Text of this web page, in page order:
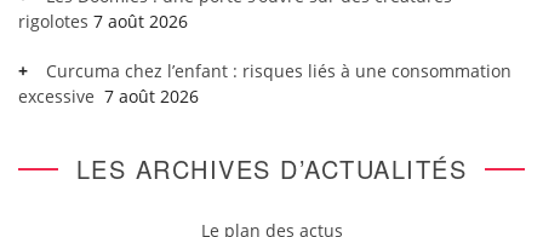
rigolotes 7 août 2026
Curcuma chez l’enfant : risques liés à une consommation
excessive 7 août 2026
LES ARCHIVES D’ACTUALITÉS
Le plan des actus